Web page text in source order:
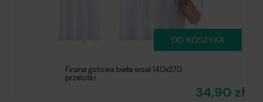
Firana gotowa biała woal 140x270
przelotki
34,90 zł
DO KOSZYKA